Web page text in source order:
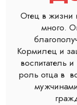
Отец в жизни
много.
Кормилец и
воспитатель
роль отца в